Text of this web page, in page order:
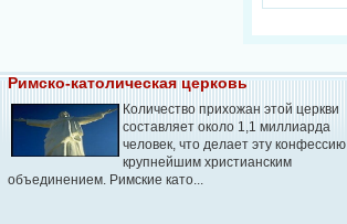
Римско-католическая церковь
Количество прихожан этой церкви
составляет около 1,1 миллиарда
человек, что делает эту конфессию
крупнейшим христианским
объединением. Римские като...